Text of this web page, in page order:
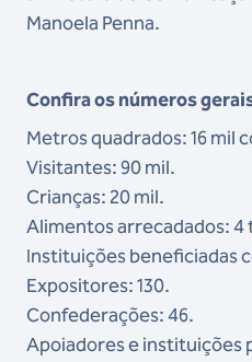
Manoela Penna.
Confira os números
Metros quadrados: 16 mil
Visitantes: 90 mil.
Crianças: 20 mil.
Alimentos arrecadados: 4
Instituições beneficiadas
Expositores: 130.
Confederações: 46.
Apoiadores e instituições